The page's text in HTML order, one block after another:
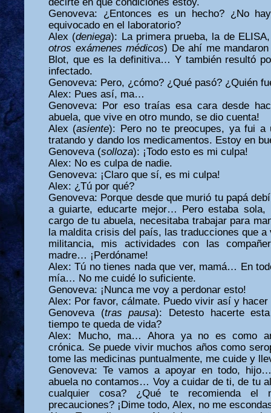
Genoveva: ¿Entonces es un hecho? ¿No
equivocado en el laboratorio?
Alex (deniega): La primera prueba, la de
otros exámenes médicos) De ahí me
Blot, que es la definitiva… Y también resultó
infectado.
Genoveva: Pero, ¿cómo? ¿Qué pasó? ¿Quién
Alex: Pues así, ma…
Genoveva: Por eso traías esa cara desde
abuela, que vive en otro mundo, se dio cuenta!
Alex (asiente): Pero no te preocupes, ya fui a
tratando y dando los medicamentos. Estoy en
Genoveva (solloza): ¡Todo esto es mi culpa!
Alex: No es culpa de nadie.
Genoveva: ¡Claro que sí, es mi culpa!
Alex: ¿Tú por qué?
Genoveva: Porque desde que murió tu papá
a guiarte, educarte mejor… Pero estaba sola,
cargo de tu abuela, necesitaba trabajar para
la maldita crisis del país, las traducciones que
militancia, mis actividades con las
madre… ¡Perdóname!
Alex: Tú no tienes nada que ver, mamá… En
mía… No me cuidé lo suficiente.
Genoveva: ¡Nunca me voy a perdonar esto!
Alex: Por favor, cálmate. Puedo vivir así y hacer
Genoveva (tras pausa): Detesto hacerte
tiempo te queda de vida?
Alex: Mucho, ma… Ahora ya no es como
crónica. Se puede vivir muchos años como
tome las medicinas puntualmente, me cuide y
Genoveva: Te vamos a apoyar en todo,
abuela no contamos… Voy a cuidar de ti, de tu
cualquier cosa? ¿Qué te recomienda el
precauciones? ¡Dime todo, Alex, no me